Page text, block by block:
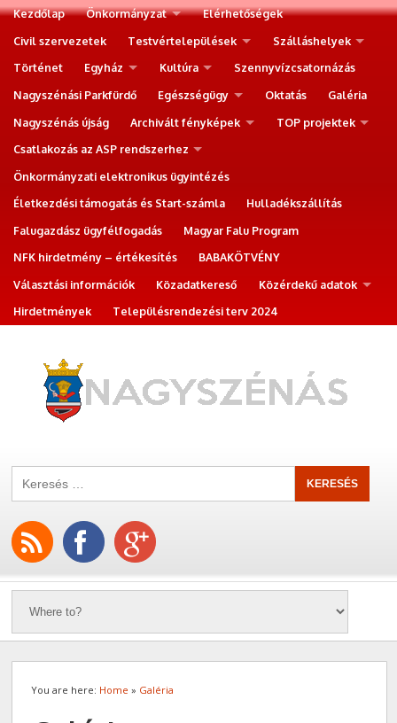
Kezdőlap Önkormányzat
Elérhetőségek
Civil szervezetek
Testvértelepülések
Szálláshelyek
Történet
Egyház Kultúra
Szennyvízcsatornázás
Nagyszénási Parkfürdő
Egészségügy Oktatás
Galéria
Nagyszénás újság
Archivált fényképek
TOP projektek
Csatlakozás az ASP rendszerhez
Önkormányzati elektronikus ügyintézés
Életkezdési támogatás és Start-számla
Hulladékszállítás
Falugazdász ügyfélfogadás
Magyar Falu Program
NFK hirdetmény – értékesítés
BABAKÖTVÉNY
Választási információk
Közadatkereső
Közérdekű adatok
Hirdetmények
Településrendezési terv 2024
You are here: Home » Galéria